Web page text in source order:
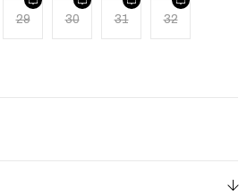
29 30 31 32